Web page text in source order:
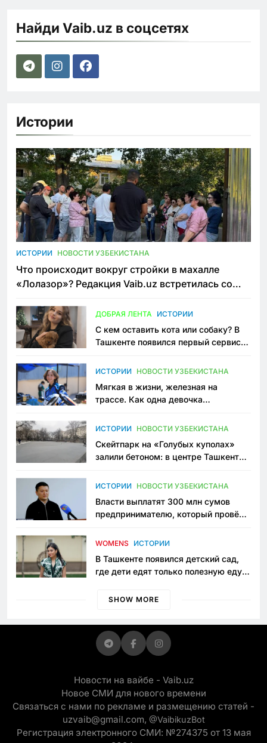
Найди Vaib.uz в соцсетях
Истории
ИСТОРИИ НОВОСТИ УЗБЕКИСТАНА
Что происходит вокруг стройки в махалле
«Лолазор»? Редакция Vaib.uz встретилась со
ДОБРАЯ ЛЕНТА ИСТОРИИ
С кем оставить кота или собаку? В
Ташкенте появился первый сервис
ИСТОРИИ НОВОСТИ УЗБЕКИСТАНА
Мягкая в жизни, железная на
трассе. Как одна девочка
Узбекистане
ИСТОРИИ НОВОСТИ УЗБЕКИСТАНА
Скейтпарк на «Голубых куполах»
залили бетоном: в центре Ташкента
пространство
ИСТОРИИ НОВОСТИ УЗБЕКИСТАНА
Власти выплатят 300 млн сумов
предпринимателю, который провёл
приговору
WOMENS ИСТОРИИ
В Ташкенте появился детский сад,
где дети едят только полезную еду.
просить «кашу без сахара»
SHOW MORE
Новости на вайбе - Vaib.uz
Новое СМИ для нового времени
Связаться с нами по рекламе и размещению статей -
uzvaib@gmail.com, @VaibikuzBot
Регистрация электронного СМИ: №274375 от 13 мая